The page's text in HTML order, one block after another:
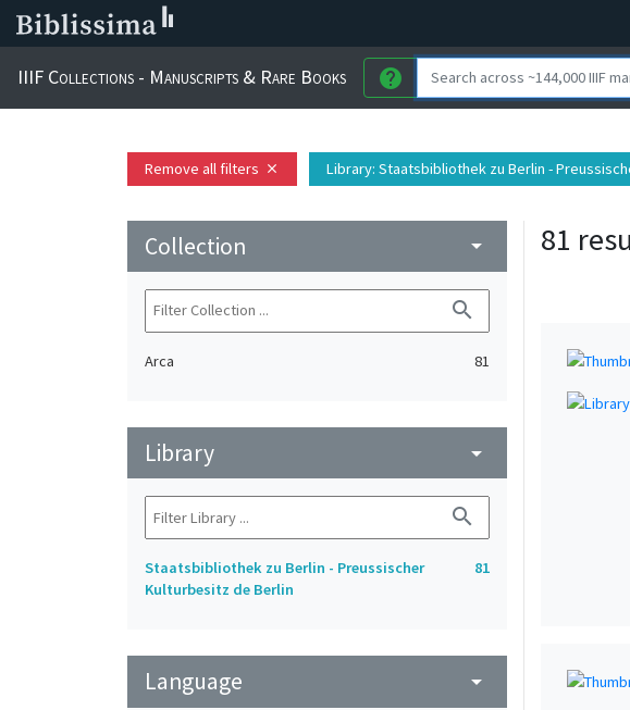
IIIF Collections - Manuscripts & Rare Books help
Remove all filters close Library: Staatsbibliothek zu Berlin -
Collection arrow_drop_down
search
Arca 81
Library arrow_drop_down
search
Staatsbibliothek zu Berlin - Preussischer
Kulturbesitz de Berlin
81
Language arrow_drop_down
81